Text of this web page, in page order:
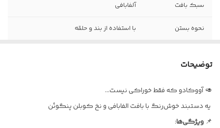
سبک بافت آلفابافی
نحوه بستن با استفاده از بند و حلقه
توضیحات
🥑 آووکادو که فقط خوراکی نیست...
یه دستبند خوش‌رنگ با بافت الفابافی و نخ کوبلن پنگوئن
📌 ویژگی‌ها: